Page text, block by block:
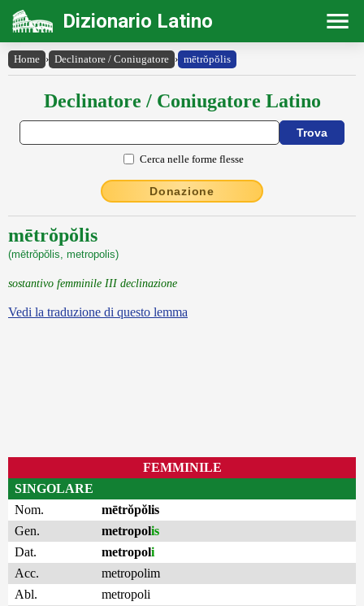
Dizionario Latino
Home › Declinatore / Coniugatore › mētrŏpŏlis
Declinatore / Coniugatore Latino
Cerca nelle forme flesse
Donazione
mētrŏpŏlis
(mētrŏpŏlis, metropolis)
sostantivo femminile III declinazione
Vedi la traduzione di questo lemma
FEMMINILE
SINGOLARE
Nom.
mētrŏpŏlis
Gen.
metropolis
Dat.
metropoli
Acc.
metropolim
Abl.
metropoli